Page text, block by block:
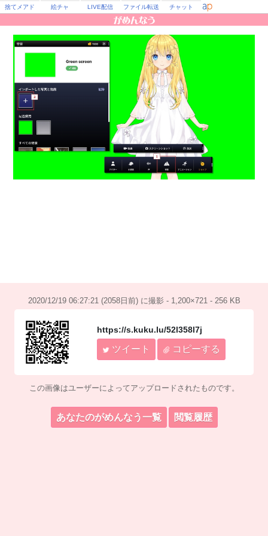
捨てメアド 絵チャ LIVE配信 ファイル転送 チャット
2020/12/19 06:27:21 (2058日前) に撮影 - 1,200×721 - 256 KB
https://s.kuku.lu/52l358l7j
ツイート コピーする
この画像はユーザーによってアップロードされたものです。
あなたのがめんなう一覧 閲覧履歴